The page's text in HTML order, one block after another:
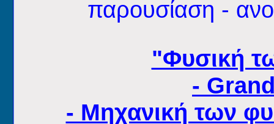
παρουσίαση -
"Φυσική
-
- Μηχανική των